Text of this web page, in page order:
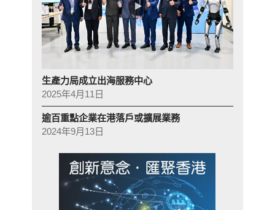
生產力局成立出海服務中心
2025年4月11日
逾百重點企業在港落戶或擴展業務
2024年9月13日